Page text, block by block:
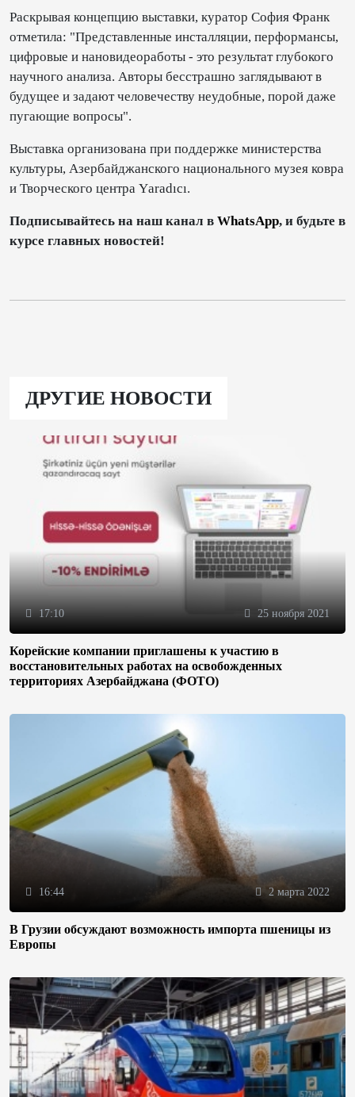
Раскрывая концепцию выставки, куратор София Франк
отметила: "Представленные инсталляции, перформансы,
цифровые и нановидеоработы - это результат глубокого
научного анализа. Авторы бесстрашно заглядывают в
будущее и задают человечеству неудобные, порой даже
пугающие вопросы".
Выставка организована при поддержке министерства
культуры, Азербайджанского национального музея ковра
и Творческого центра Yаradıcı.
Подписывайтесь на наш канал в WhatsApp, и будьте в
курсе главных новостей!
ДРУГИЕ НОВОСТИ
17:10 25 ноября 2021
Корейские компании приглашены к участию в
восстановительных работах на освобожденных
территориях Азербайджана (ФОТО)
16:44 2 марта 2022
В Грузии обсуждают возможность импорта пшеницы из
Европы